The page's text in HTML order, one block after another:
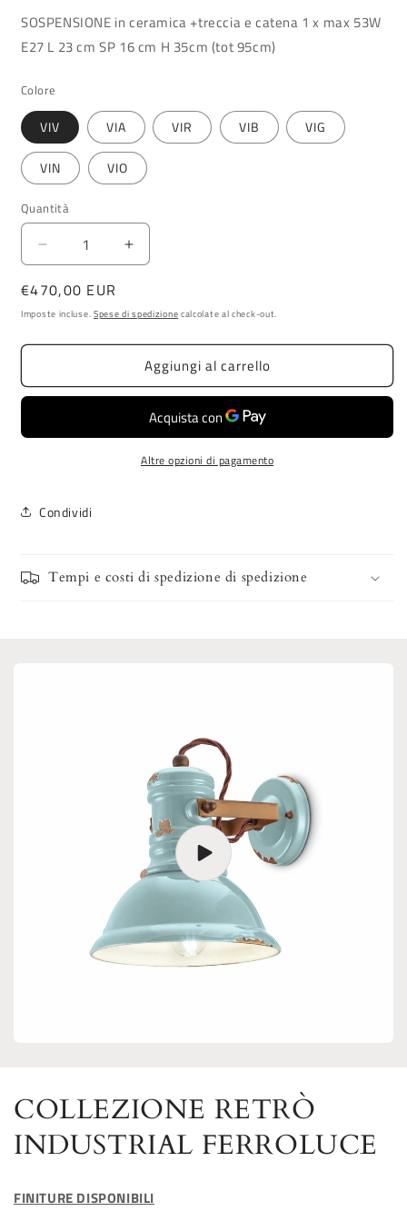
SOSPENSIONE in ceramica +treccia e catena 1 x max 53W
E27 L 23 cm SP 16 cm H 35cm (tot 95cm)
Colore
VIV VIA VIR VIB VIG
VIN VIO
Quantità
Diminuisci
quantità
per
SOSPENSIONE
C1652
Aumenta
quantità
SOSPENSIONE
C1652
Prezzo
di
€470,00 EUR
Imposte incluse. Spese di spedizione calcolate al check-out.
Aggiungi al carrello
Altre opzioni di pagamento
Condividi
Tempi e costi di spedizione di spedizione
COLLEZIONE RETRÒ
INDUSTRIAL FERROLUCE
FINITURE DISPONIBILI